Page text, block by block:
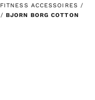
FITNESS ACCESSOIRES /
/BJORN BORG COTTON